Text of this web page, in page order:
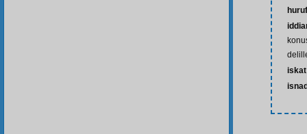
huruf